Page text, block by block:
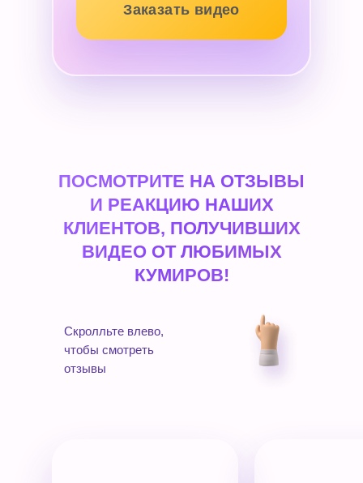
Заказать видео
ПОСМОТРИТЕ НА ОТЗЫВЫ
И РЕАКЦИЮ НАШИХ
КЛИЕНТОВ, ПОЛУЧИВШИХ
ВИДЕО ОТ ЛЮБИМЫХ
КУМИРОВ!
Скролльте влево,
чтобы смотреть
отзывы